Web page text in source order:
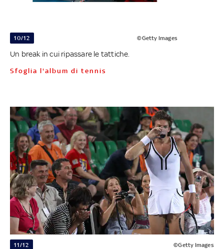
10/12 ©Getty Images
Un break in cui ripassare le tattiche.
Sfoglia l'album di tennis
11/12 ©Getty Images